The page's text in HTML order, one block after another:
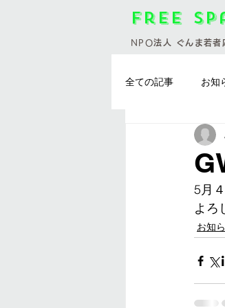
Free
NPO法人 ぐんま若者
全ての記事 お知
5月
よろ
お知